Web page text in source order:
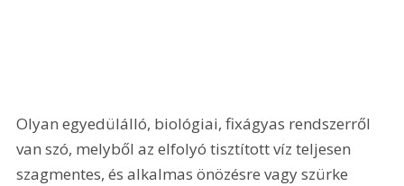
Olyan egyedülálló, biológiai, fixágyas rendszerről
van szó, melyből az elfolyó tisztított víz teljesen
szagmentes, és alkalmas önözésre vagy szürke